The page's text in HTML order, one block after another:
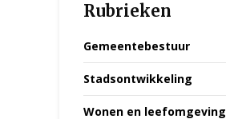
Rubrieken
Gemeentebestuur
Stadsontwikkeling
Wonen en leefomgeving